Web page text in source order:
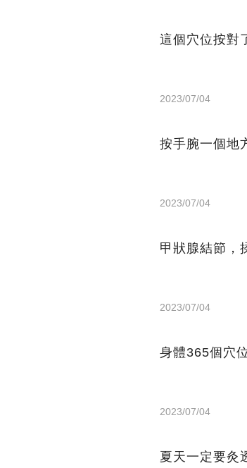
這個穴位按對
2023/07/04
按手腕一個地
2023/07/04
甲狀腺結節，
2023/07/04
身體365個穴
2023/07/04
夏天一定要灸